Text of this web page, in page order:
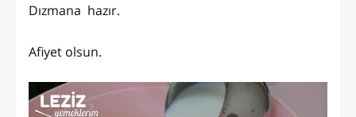
Dızmana hazır.
Afiyet olsun.